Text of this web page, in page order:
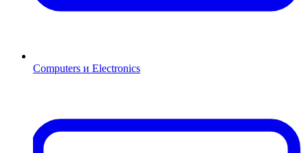
Computers и Electronics